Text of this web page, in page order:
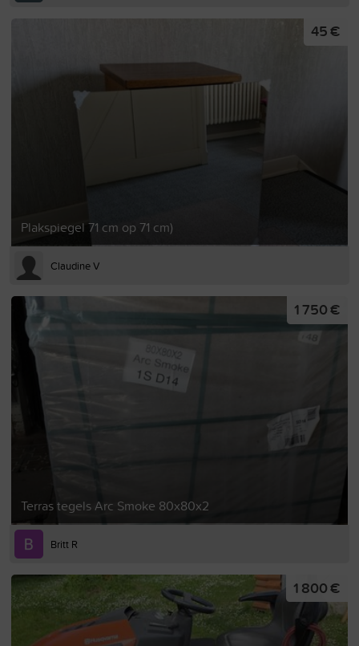
Plakspiegel 71 cm op 71 cm)
45 €
Claudine V
Terras tegels Arc Smoke 80x80x2
1 750 €
Britt R
1 800 €